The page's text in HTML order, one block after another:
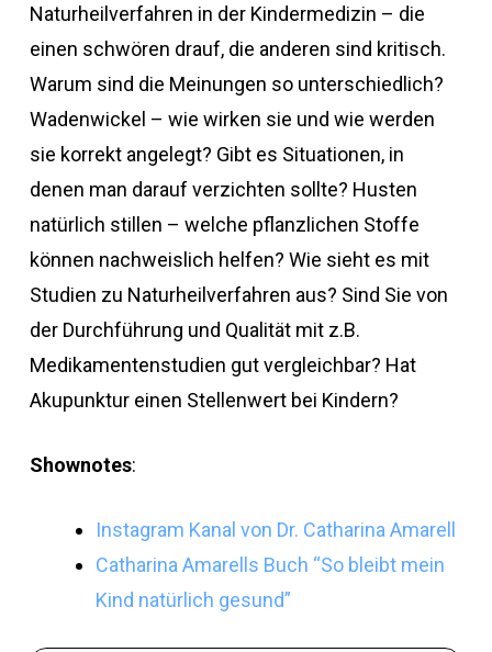
Naturheilverfahren in der Kindermedizin – die
einen schwören drauf, die anderen sind kritisch.
Warum sind die Meinungen so unterschiedlich?
Wadenwickel – wie wirken sie und wie werden
sie korrekt angelegt? Gibt es Situationen, in
denen man darauf verzichten sollte? Husten
natürlich stillen – welche pflanzlichen Stoffe
können nachweislich helfen? Wie sieht es mit
Studien zu Naturheilverfahren aus? Sind Sie von
der Durchführung und Qualität mit z.B.
Medikamentenstudien gut vergleichbar? Hat
Akupunktur einen Stellenwert bei Kindern?
Shownotes:
Instagram Kanal von Dr. Catharina Amarell
Catharina Amarells Buch “So bleibt mein
Kind natürlich gesund”